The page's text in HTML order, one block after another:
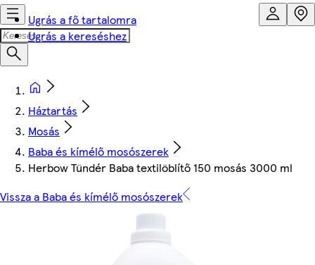
Ugrás a fő tartalomra
Ugrás a kereséshez
Háztartás
Mosás
Baba és kímélő mosószerek
Herbow Tündér Baba textilöblítő 150 mosás 3000 ml
Vissza a Baba és kímélő mosószerek